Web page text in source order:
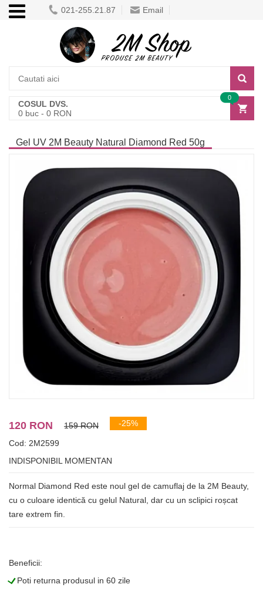
021-255.21.87 Email
COSUL DVS.
0 buc - 0 RON
0
Gel UV 2M Beauty Natural Diamond Red 50g
120 RON 159 RON -25%
Cod: 2M2599
INDISPONIBIL MOMENTAN
Normal Diamond Red este noul gel de camuflaj de la 2M Beauty,
cu o culoare identică cu gelul Natural, dar cu un sclipici roșcat
tare extrem fin.
Beneficii:
LPoti returna produsul in 60 zile